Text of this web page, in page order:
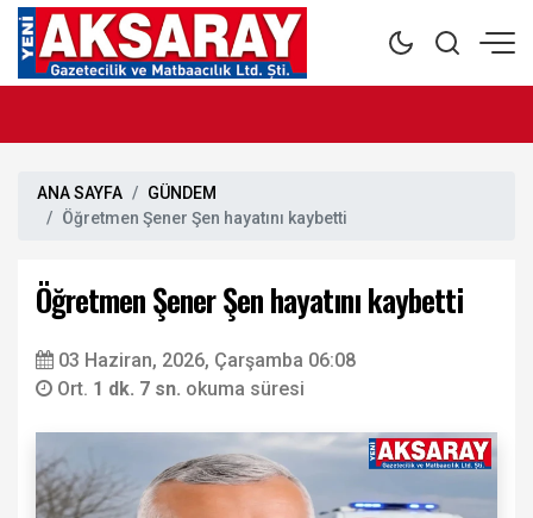
ANA SAYFA
GÜNDEM
Öğretmen Şener Şen hayatını kaybetti
Öğretmen Şener Şen hayatını kaybetti
03 Haziran, 2026, Çarşamba 06:08
Ort. 1 dk. 7 sn. okuma süresi